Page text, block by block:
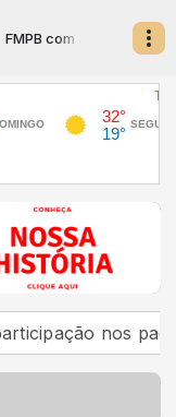
JAHUZINHO das
pagamentos em